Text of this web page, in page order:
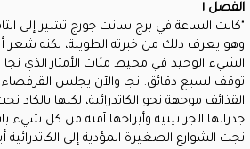
الفصل ١
"كانت الساعة في برج سانت جورج تشير إلى
وهو يعرف ذلك من خبرته الطويلة، لكنه شعر
الشيء الوحيد في محيط مئات الأمتار الذي
توقف لسبع دقائق. نجا والآن يجلس
القذائف موجهة نحو الكاتدرائية، لكنها
جدرانها الجرانيتية وأبراجها آمنة من كل
نجت الشوارع الصغيرة المؤدية إلى الكاتدرائية